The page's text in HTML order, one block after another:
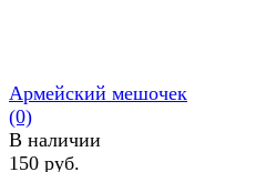
Армейский мешочек
(0)
В наличии
150 руб.